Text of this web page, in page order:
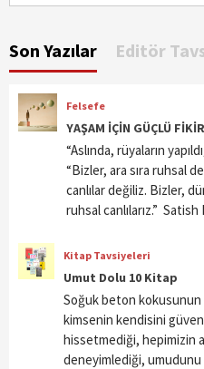
Son Yazılar Editör
Felsefe
YAŞAM İÇİN GÜÇLÜ
“Aslında, rüyaların
“Bizler, ara sıra ruhsal
canlılar değiliz. Bizler,
ruhsal canlılarız.”
Kitap Tavsiyeleri
Umut Dolu 10 Kitap
Soğuk beton
kimsenin kendisini
hissetmediği, hepimizin
deneyimlediği, umudunu